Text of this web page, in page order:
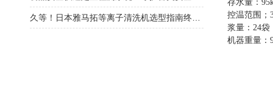
存水量：
控温范围；
浆量： 24袋
机器重量：